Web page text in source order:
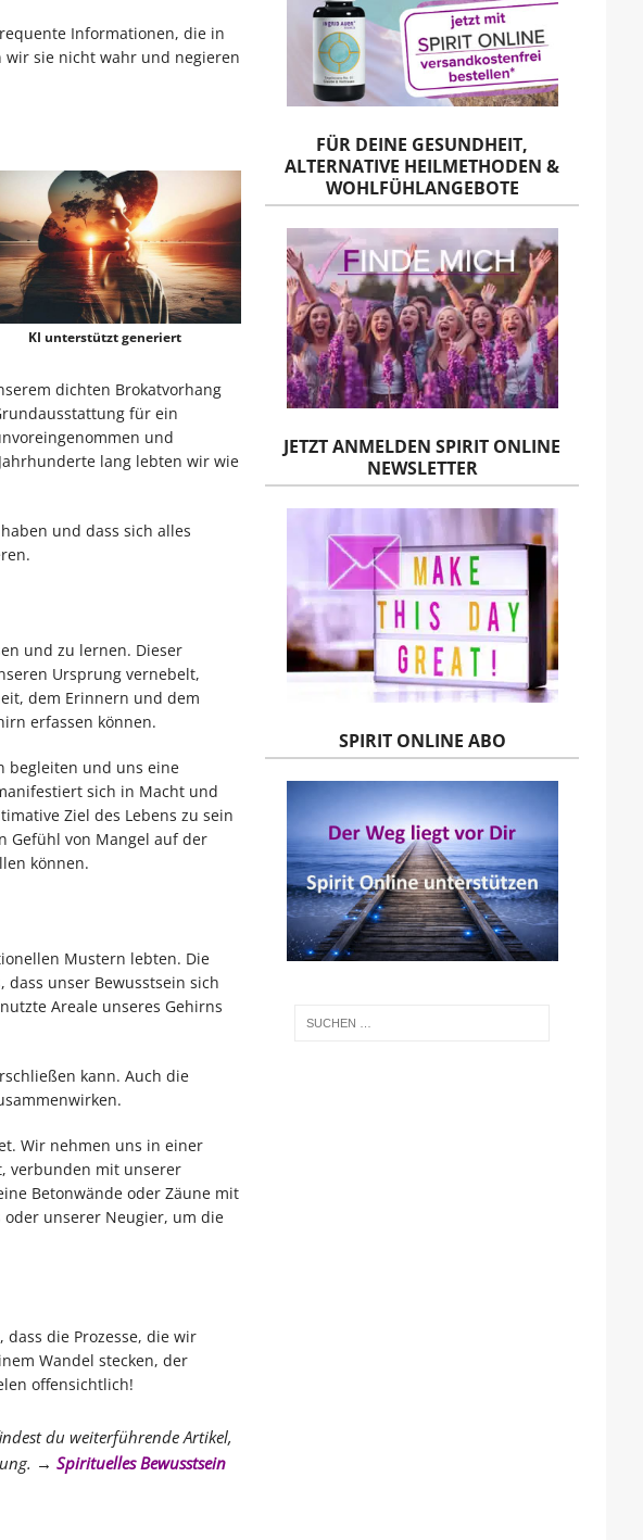
Informationen, die in
sie nicht wahr und negieren
KI unterstützt generiert
dichten Brokatvorhang
für ein
und
lang lebten wir wie
und dass sich alles
und zu lernen. Dieser
Ursprung vernebelt,
dem Erinnern und dem
erfassen können.
begleiten und uns eine
sich in Macht und
Ziel des Lebens zu sein
Gefühl von Mangel auf der
können.
Mustern lebten. Die
unser Bewusstsein sich
Areale unseres Gehirns
kann. Auch die
Wir nehmen uns in einer
verbunden mit unserer
Betonwände oder Zäune mit
unserer Neugier, um die
die Prozesse, die wir
Wandel stecken, der
offensichtlich!
du weiterführende Artikel,
→ Spirituelles Bewusstsein
FÜR DEINE GESUNDHEIT,
ALTERNATIVE HEILMETHODEN &
WOHLFÜHLANGEBOTE
JETZT ANMELDEN SPIRIT ONLINE
NEWSLETTER
SPIRIT ONLINE ABO